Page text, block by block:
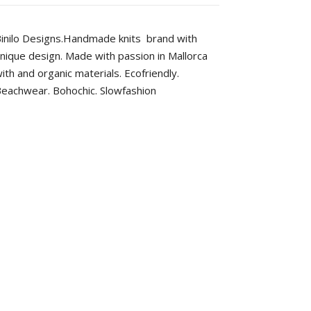
hasta €32.00
Designs.Handmade knits brand with
design. Made with passion in Mallorca
and organic materials. Ecofriendly.
Bohochic. Slowfashion